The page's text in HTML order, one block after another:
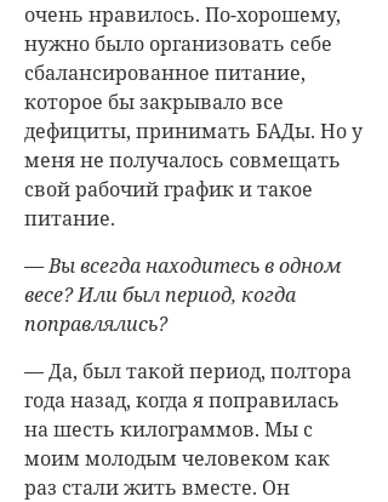
очень нравилось. По-хорошему,
нужно было организовать себе
сбалансированное питание,
которое бы закрывало все
дефициты, принимать БАДы. Но у
меня не получалось совмещать
свой рабочий график и такое
питание.
— Вы всегда находитесь в одном
весе? Или был период, когда
поправлялись?
— Да, был такой период, полтора
года назад, когда я поправилась
на шесть килограммов. Мы с
моим молодым человеком как
раз стали жить вместе. Он